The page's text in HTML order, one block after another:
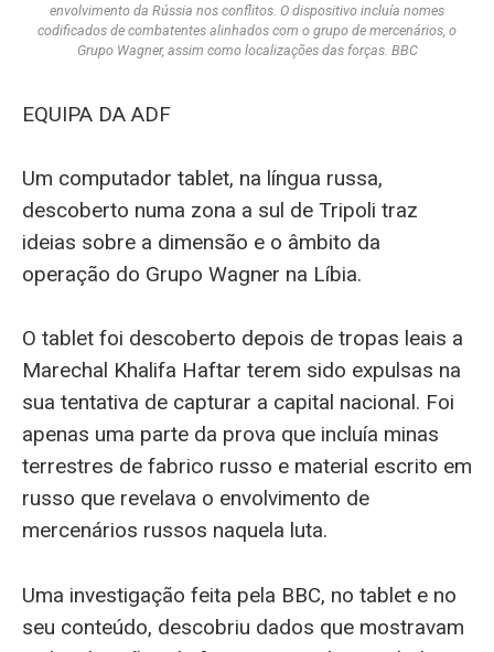
envolvimento da Rússia nos conflitos. O dispositivo incluía nomes
codificados de combatentes alinhados com o grupo de mercenários, o
Grupo Wagner, assim como localizações das forças. BBC
EQUIPA DA ADF
Um computador tablet, na língua russa,
descoberto numa zona a sul de Tripoli traz
ideias sobre a dimensão e o âmbito da
operação do Grupo Wagner na Líbia.
O tablet foi descoberto depois de tropas leais a
Marechal Khalifa Haftar terem sido expulsas na
sua tentativa de capturar a capital nacional. Foi
apenas uma parte da prova que incluía minas
terrestres de fabrico russo e material escrito em
russo que revelava o envolvimento de
mercenários russos naquela luta.
Uma investigação feita pela BBC, no tablet e no
seu conteúdo, descobriu dados que mostravam